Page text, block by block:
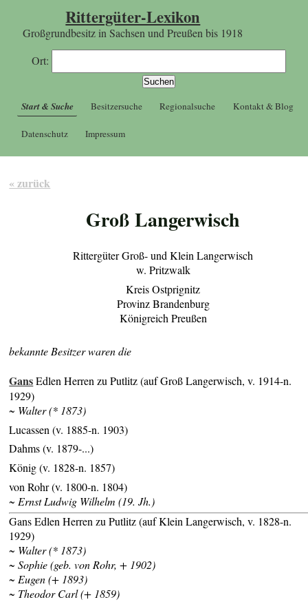
Rittergüter-Lexikon
Großgrundbesitz in Sachsen und Preußen bis 1918
Ort:
Start & Suche Besitzersuche Regionalsuche Kontakt & Blog
Datenschutz Impressum
« zurück
Groß Langerwisch
Rittergüter Groß- und Klein Langerwisch
w. Pritzwalk
Kreis Ostprignitz
Provinz Brandenburg
Königreich Preußen
bekannte Besitzer waren die
GansEdlen Herren zu Putlitz (auf Groß Langerwisch, v. 1914-n.
1929)
~ Walter (* 1873)
Lucassen (v. 1885-n. 1903)
Dahms (v. 1879-...)
König (v. 1828-n. 1857)
von Rohr (v. 1800-n. 1804)
~ Ernst Ludwig Wilhelm (19. Jh.)
Gans Edlen Herren zu Putlitz (auf Klein Langerwisch, v. 1828-n.
1929)
~ Walter (* 1873)
~ Sophie (geb. von Rohr, + 1902)
~ Eugen (+ 1893)
~ Theodor Carl (+ 1859)